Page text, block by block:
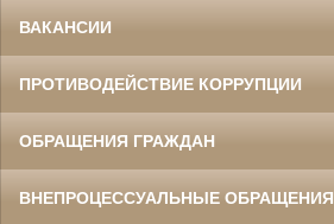
ВАКАНСИИ
ПРОТИВОДЕЙСТВИЕ КОРРУПЦИИ
ОБРАЩЕНИЯ ГРАЖДАН
ВНЕПРОЦЕССУАЛЬНЫЕ ОБРАЩЕНИЯ